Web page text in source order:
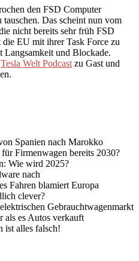
den FSD Computer
Das scheint nun vom
nicht bereits sehr früh FSD
die EU mit ihrer Task Force zu
Langsamkeit und Blockade.
Tesla Welt Podcast zu Gast und
Spanien nach Marokko
Firmenwagen bereits 2030?
Wie wird 2025?
nach
Fahren blamiert Europa
clever?
Gebrauchtwagenmarkt
als es Autos verkauft
ist alles falsch!